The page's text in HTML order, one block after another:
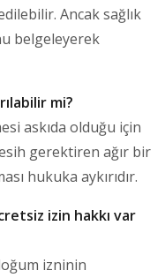
Ancak sağlık
belgeleyerek
mi?
askıda olduğu için
gerektiren ağır bir
hukuka aykırıdır.
izin hakkı var
izninin